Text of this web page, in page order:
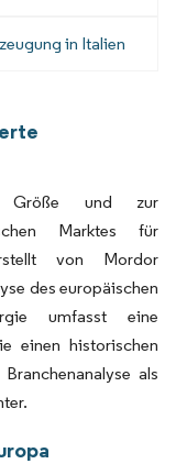
in Italien
Größe und zur
Marktes für
von Mordor
des europäischen
umfasst eine
einen historischen
als